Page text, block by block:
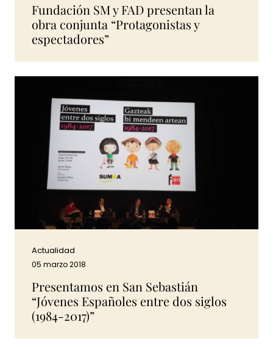
Fundación SM y FAD presentan la
obra conjunta “Protagonistas y
espectadores”
Actualidad
05 marzo 2018
Presentamos en San Sebastián
“Jóvenes Españoles entre dos siglos
(1984-2017)”